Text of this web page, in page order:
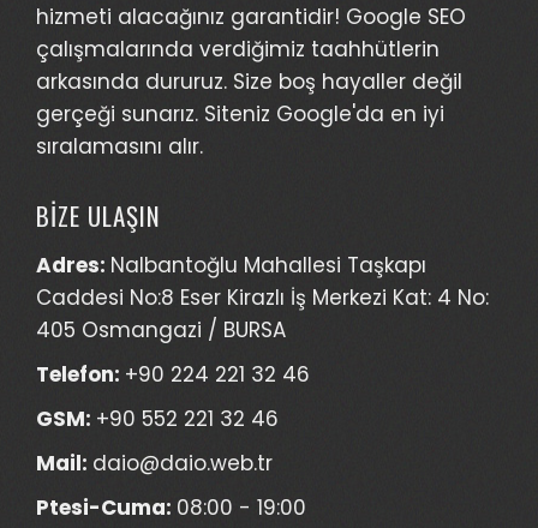
hizmeti alacağınız garantidir! Google SEO
çalışmalarında verdiğimiz taahhütlerin
arkasında dururuz. Size boş hayaller değil
gerçeği sunarız. Siteniz Google'da en iyi
sıralamasını alır.
BİZE ULAŞIN
Adres: Nalbantoğlu Mahallesi Taşkapı
Caddesi No:8 Eser Kirazlı İş Merkezi Kat: 4 No:
405 Osmangazi / BURSA
Telefon: +90 224 221 32 46
GSM: +90 552 221 32 46
Mail: daio@daio.web.tr
Ptesi-Cuma: 08:00 - 19:00